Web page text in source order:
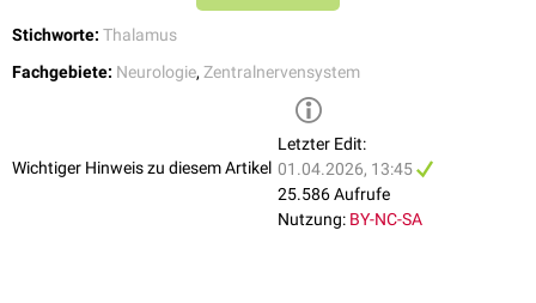
Stichworte: Thalamus
Fachgebiete: Neurologie, Zentralnervensystem
Wichtiger Hinweis zu diesem Artikel
Letzter Edit:
01.04.2026, 13:45
25.586 Aufrufe
Nutzung: BY-NC-SA